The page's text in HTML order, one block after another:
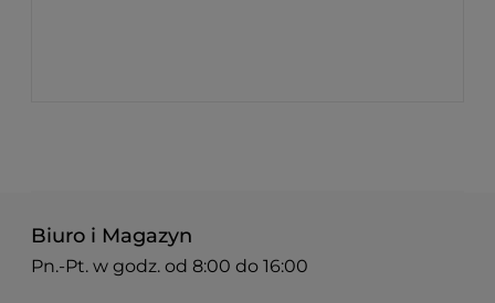
Biuro i Magazyn
Pn.-Pt. w godz. od 8:00 do 16:00